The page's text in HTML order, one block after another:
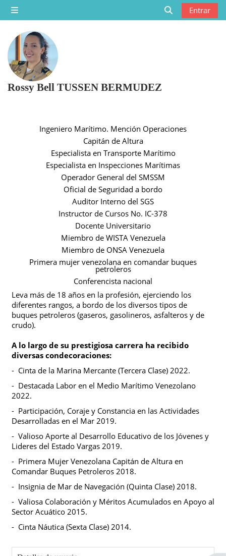
Saltar al contenido principal
Panel lateral
Selector de
Entrar
Rossy Bell TUSSEN BERMUDEZ
Ingeniero Marítimo. Mención Operaciones
Capitán de Altura
Especialista en Transporte Marítimo
Especialista en Inspecciones Marítimas
Operador General del SMSSM
Oficial de Seguridad a bordo
Auditor Interno del SGS
Instructor de Cursos No. IC-378
Docente Universitario
Miembro de WISTA Venezuela
Miembro de ONSA Venezuela
Primera mujer venezolana en comandar buques
petroleros
Conferencista nacional
Leva más de 18 años en la profesión, ejerciendo los
diferentes rangos, a bordo de los diversos tipos de
buques petroleros (gaseros, gasolineros, asfalteros y de
crudo).
A lo largo de su prestigiosa carrera ha recibido
diversas condecoraciones:
- Cinta de la Marina Mercante (Tercera Clase) 2022.
- Destacada Labor en el Medio Marítimo Venezolano
2022.
- Participación, Coraje y Constancia en las Actividades
Desarrolladas en el Mar 2019.
- Valioso Aporte al Desarrollo Educativo de los Jóvenes y
Lideres del Estado Vargas 2019.
- Primera Mujer Venezolana Capitán de Altura en
Comandar Buques Petroleros 2018.
- Insignia de Mar de Navegación (Quinta Clase) 2018.
- Valiosa Colaboración y Méritos Acumulados en Apoyo al
Sector Acuático 2015.
- Cinta Náutica (Sexta Clase) 2014.